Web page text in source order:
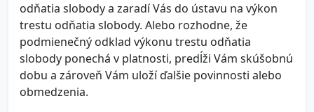
odňatia slobody a zaradí Vás do ústavu na výkon
trestu odňatia slobody. Alebo rozhodne, že
podmienečný odklad výkonu trestu odňatia
slobody ponechá v platnosti, predĺži Vám skúšobnú
dobu a zároveň Vám uloží ďalšie povinnosti alebo
obmedzenia.